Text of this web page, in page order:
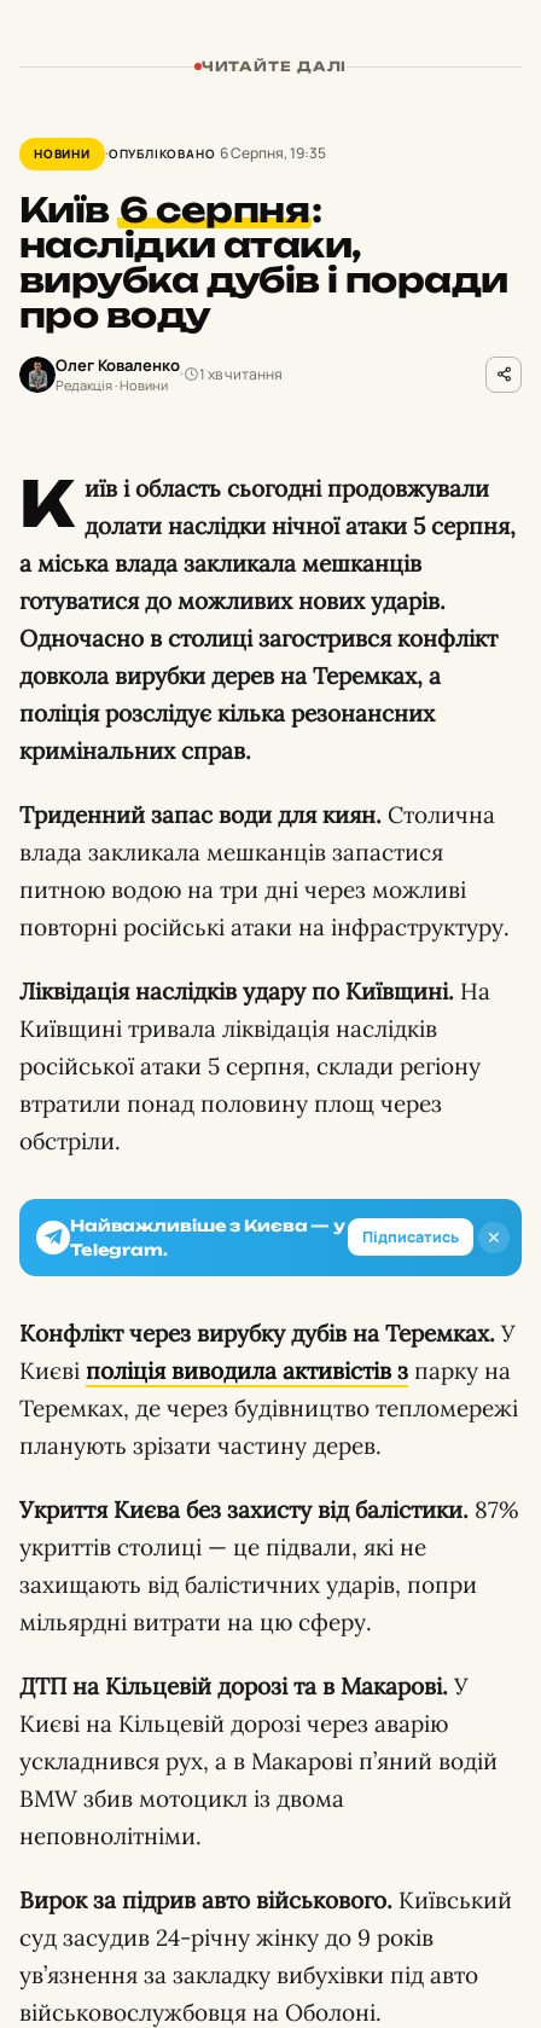
ЧИТАЙТЕ ДАЛІ
НОВИНИ ОПУБЛІКОВАНО 6 Серпня, 19:35
Київ6 серпня:
наслідки атаки,
вирубка дубів і поради
про воду
Олег Коваленко
Редакція · Новини
1 хв читання
К иїв і область сьогодні продовжували
долати наслідки нічної атаки 5 серпня,
а міська влада закликала мешканців
готуватися до можливих нових ударів.
Одночасно в столиці загострився конфлікт
довкола вирубки дерев на Теремках, а
поліція розслідує кілька резонансних
кримінальних справ.
Триденний запас води для киян. Столична
влада закликала мешканців запастися
питною водою на три дні через можливі
повторні російські атаки на інфраструктуру.
Ліквідація наслідків удару по Київщині. На
Київщині тривала ліквідація наслідків
російської атаки 5 серпня, склади регіону
втратили понад половину площ через
обстріли.
✕
Найважливіше з Києва — у
Telegram.
Підписатись
Конфлікт через вирубку дубів на Теремках. У
Києві поліція виводила активістів з парку на
Теремках, де через будівництво тепломережі
планують зрізати частину дерев.
Укриття Києва без захисту від балістики. 87%
укриттів столиці — це підвали, які не
захищають від балістичних ударів, попри
мільярдні витрати на цю сферу.
ДТП на Кільцевій дорозі та в Макарові. У
Києві на Кільцевій дорозі через аварію
ускладнився рух, а в Макарові п’яний водій
BMW збив мотоцикл із двома
неповнолітніми.
Вирок за підрив авто військового. Київський
суд засудив 24-річну жінку до 9 років
ув’язнення за закладку вибухівки під авто
військовослужбовця на Оболоні.